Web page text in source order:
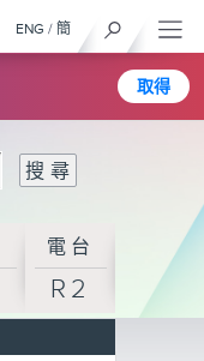
取得
ENG / 簡
電台
R2